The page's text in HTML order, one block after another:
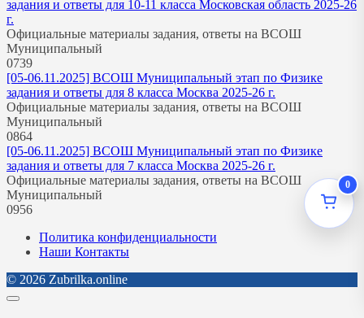
задания и ответы для 10-11 класса Московская область 2025-26
г.
Официальные материалы задания, ответы на ВСОШ
Муниципальный
0739
[05-06.11.2025] ВСОШ Муниципальный этап по Физике
задания и ответы для 8 класса Москва 2025-26 г.
Официальные материалы задания, ответы на ВСОШ
Муниципальный
0864
[05-06.11.2025] ВСОШ Муниципальный этап по Физике
задания и ответы для 7 класса Москва 2025-26 г.
Официальные материалы задания, ответы на ВСОШ
Муниципальный
0956
Политика конфиденциальности
Наши Контакты
© 2026 Zubrilka.online
0